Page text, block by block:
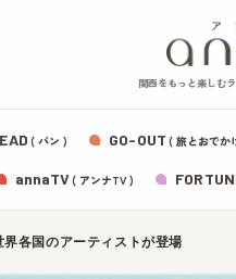
関西をもっと楽しむ
( パン ) GO-OUT ( 旅とおでか
annaTV( アンナTV )
各国のアーティストが登場